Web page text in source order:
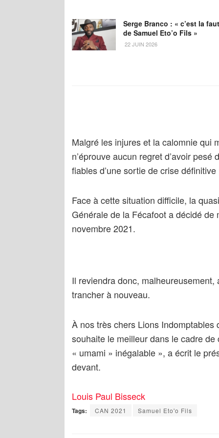
Serge Branco : « c’est la
de Samuel Eto’o Fils »
22 JUIN 2026
Malgré les injures et la calomnie qui
n’éprouve aucun regret d’avoir
fiables d’une sortie de crise
Face à cette situation difficile, la
Générale de la Fécafoot a décidé
novembre 2021.
Il reviendra donc,
trancher à nouveau.
À nos très chers Lions Indomptables
souhaite le meilleur dans le cadre
« umami » inégalable », a écrit le
devant.
Louis Paul Bisseck
Tags: CAN 2021 Samuel Eto'o Fils